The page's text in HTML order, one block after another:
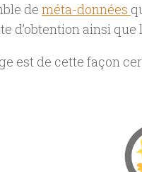
de méta-données
d’obtention ainsi
est de cette façon